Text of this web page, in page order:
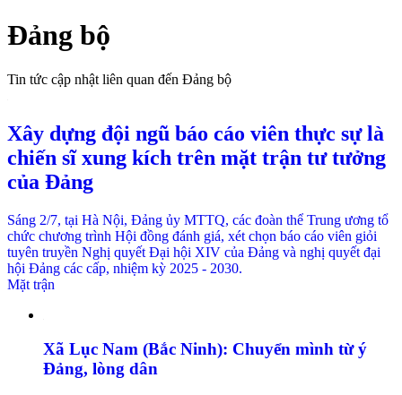
Đảng bộ
Tin tức cập nhật liên quan đến Đảng bộ
Xây dựng đội ngũ báo cáo viên thực sự là
chiến sĩ xung kích trên mặt trận tư tưởng
của Đảng
Sáng 2/7, tại Hà Nội, Đảng ủy MTTQ, các đoàn thể Trung ương tổ
chức chương trình Hội đồng đánh giá, xét chọn báo cáo viên giỏi
tuyên truyền Nghị quyết Đại hội XIV của Đảng và nghị quyết đại
hội Đảng các cấp, nhiệm kỳ 2025 - 2030.
Mặt trận
Xã Lục Nam (Bắc Ninh): Chuyển mình từ ý
Đảng, lòng dân